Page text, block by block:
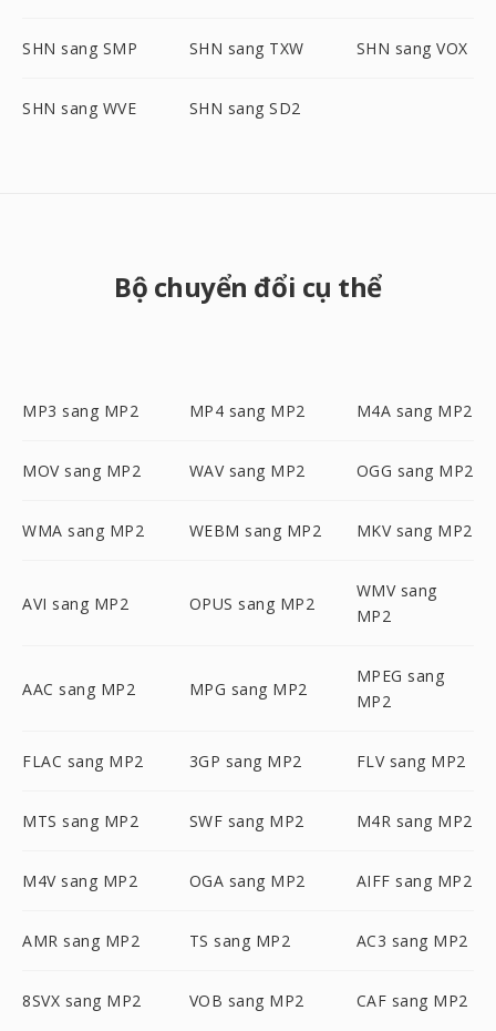
SHN sang SMP SHN sang TXW SHN sang VOX
SHN sang WVE SHN sang SD2
Bộ chuyển đổi cụ thể
MP3 sang MP2 MP4 sang MP2 M4A sang MP2
MOV sang MP2 WAV sang MP2 OGG sang MP2
WMA sang MP2 WEBM sang MP2 MKV sang MP2
AVI sang MP2 OPUS sang MP2
WMV sang
MP2
AAC sang MP2 MPG sang MP2
MPEG sang
MP2
FLAC sang MP2 3GP sang MP2 FLV sang MP2
MTS sang MP2 SWF sang MP2 M4R sang MP2
M4V sang MP2 OGA sang MP2 AIFF sang MP2
AMR sang MP2 TS sang MP2 AC3 sang MP2
8SVX sang MP2 VOB sang MP2 CAF sang MP2